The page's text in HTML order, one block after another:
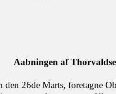
Aabningen af
den 26de Marts, foretagne